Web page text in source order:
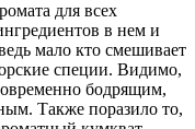
для всех
в нем и
мало кто смешивает
специи. Видимо,
бодрящим,
Также поразило то,